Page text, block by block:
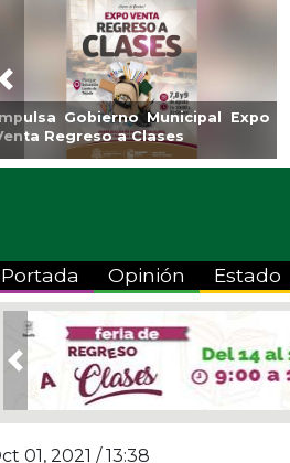
de Veracruz
“Escena
Aplicará
Tandeo
Previous
Portada Opinión Estado
Previous
01, 2021 / 13:38